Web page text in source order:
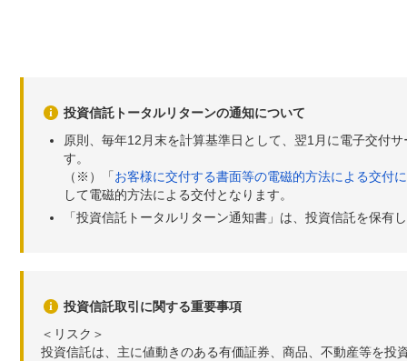
投資信託トータルリターンの通知について
原則、毎年12月末を計算基準日として、翌1月に電子交付
す。
（※）「お客様に交付する書面等の電磁的方法による交付
して電磁的方法による交付となります。
「投資信託トータルリターン通知書」は、投資信託を保有
投資信託取引に関する重要事項
＜リスク＞
投資信託は、主に値動きのある有価証券、商品、不動産等を